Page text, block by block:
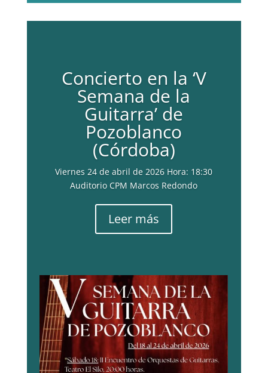
Concierto en la ‘V
Semana de la
Guitarra’ de
Pozoblanco
(Córdoba)
Viernes 24 de abril de 2026 Hora: 18:30
Auditorio CPM Marcos Redondo
Leer más